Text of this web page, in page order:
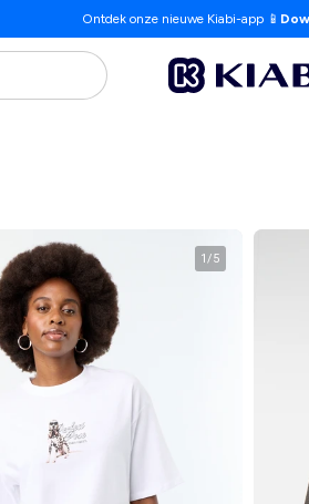
Ontdek onze nieuwe Kiabi-app 📱
1/5